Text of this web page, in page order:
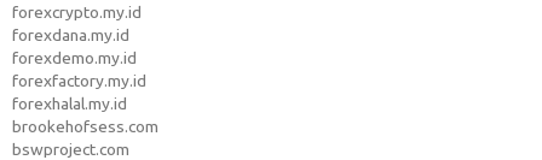
forexcrypto.my.id
forexdana.my.id
forexdemo.my.id
forexfactory.my.id
forexhalal.my.id
brookehofsess.com
bswproject.com